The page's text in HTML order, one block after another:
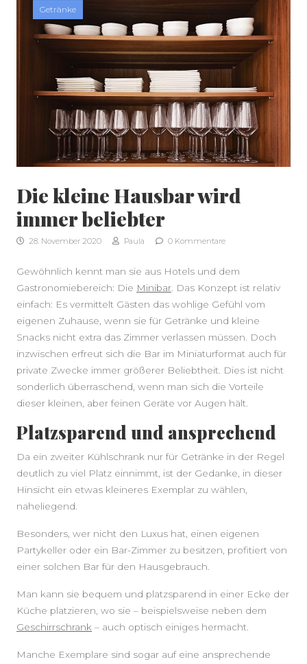
Getränke
Die kleine Hausbar wird
immer beliebter
28. November 2020 Paula 0 Kommentare
Gewöhnlich kennt man sie aus Hotels und dem
Gastronomiebereich: Die Minibar . Das Konzept ist relativ
einfach: Es vermittelt Gästen das wohlige Gefühl vom
eigenen Zuhause, wenn sie für Getränke und kleine
Snacks nicht extra das Zimmer verlassen müssen. Doch
inzwischen erfreut sich die Bar im Miniaturformat auch für
private Zwecke immer größerer Beliebtheit. Dies ist nicht
sonderlich überraschend, wenn man sich die Vorteile
dieser kleinen, aber feinen Geräte vor Augen hält.
Platzsparend und ansprechend
Da ein zweiter Kühlschrank nur für Getränke in der Regel
deutlich zu viel Platz einnimmt, ist der Gedanke, in dieser
Hinsicht ein etwas kleineres Exemplar zu wählen,
naheliegend.
Besonders, wer nicht den Luxus hat, einen eigenen
Partykeller oder ein Bar-Zimmer zu besitzen, profitiert von
einer solchen Bar für den Hausgebrauch.
Man kann sie bequem und platzsparend in einer Ecke der
Küche platzieren, wo sie – beispielsweise neben dem
Geschirrschrank – auch optisch einiges hermacht.
Manche Exemplare sind sogar auf eine ansprechende
SEITENLEISTE